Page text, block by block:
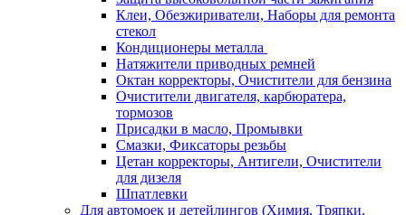
Клеи, Обезжириватели, Наборы для ремонта
стекол
Кондиционеры металла
Натяжители приводных ремней
Октан корректоры, Очистители для бензина
Очистители двигателя, карбюратера,
тормозов
Присадки в масло, Промывки
Смазки, Фиксаторы резьбы
Цетан корректоры, Антигели, Очистители
для дизеля
Шпатлевки
Для автомоек и детейлингов (Химия, Тряпки,